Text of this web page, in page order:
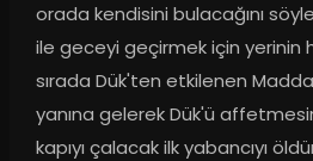
orada kendisini bulacağını
ile geceyi geçirmek için yerinin
sırada Dük'ten etkilenen
yanına gelerek Dük'ü
kapıyı çalacak ilk yabancıyı